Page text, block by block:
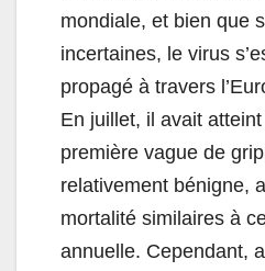
mondiale, et bien que
incertaines, le virus
propagé à travers
En juillet, il avait
première vague de
relativement bénigne,
mortalité similaires à
annuelle. Cependant,